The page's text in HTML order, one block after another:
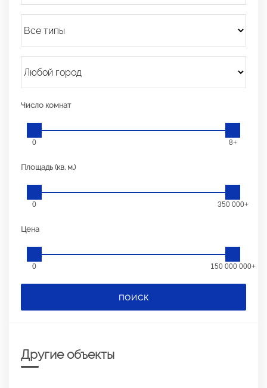
Число комнат
0 8+
Площадь (кв. м.)
0 350 000+
Цена
0 150 000 000+
ПОИСК
Другие объекты